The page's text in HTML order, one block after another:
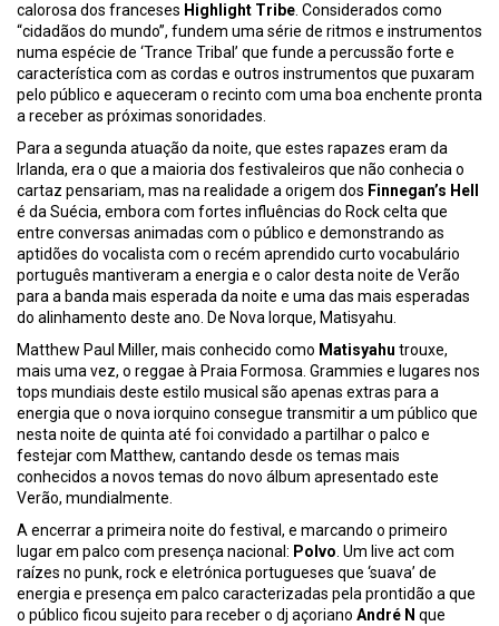
calorosa dos franceses Highlight Tribe. Considerados como
“cidadãos do mundo”, fundem uma série de ritmos e instrumentos
numa espécie de ‘Trance Tribal’ que funde a percussão forte e
característica com as cordas e outros instrumentos que puxaram
pelo público e aqueceram o recinto com uma boa enchente pronta
a receber as próximas sonoridades.
Para a segunda atuação da noite, que estes rapazes eram da
Irlanda, era o que a maioria dos festivaleiros que não conhecia o
cartaz pensariam, mas na realidade a origem dos Finnegan’s Hell
é da Suécia, embora com fortes influências do Rock celta que
entre conversas animadas com o público e demonstrando as
aptidões do vocalista com o recém aprendido curto vocabulário
português mantiveram a energia e o calor desta noite de Verão
para a banda mais esperada da noite e uma das mais esperadas
do alinhamento deste ano. De Nova Iorque, Matisyahu.
Matthew Paul Miller, mais conhecido como Matisyahu trouxe,
mais uma vez, o reggae à Praia Formosa. Grammies e lugares nos
tops mundiais deste estilo musical são apenas extras para a
energia que o nova iorquino consegue transmitir a um público que
nesta noite de quinta até foi convidado a partilhar o palco e
festejar com Matthew, cantando desde os temas mais
conhecidos a novos temas do novo álbum apresentado este
Verão, mundialmente.
A encerrar a primeira noite do festival, e marcando o primeiro
lugar em palco com presença nacional: Polvo. Um live act com
raízes no punk, rock e eletrónica portugueses que ‘suava’ de
energia e presença em palco caracterizadas pela prontidão a que
o público ficou sujeito para receber o dj açoriano André N que